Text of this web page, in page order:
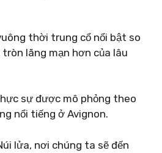
thời trung cổ nổi bật so
lãng mạn hơn của lâu
sự được mô phỏng theo
nổi tiếng ở Avignon.
lửa, nơi chúng ta sẽ đến